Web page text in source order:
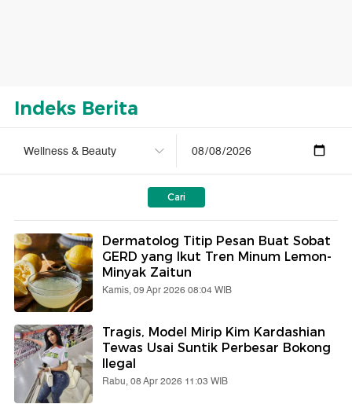
Indeks Berita
Cari
Dermatolog Titip Pesan Buat Sobat
GERD yang Ikut Tren Minum Lemon-
Minyak Zaitun
Kamis, 09 Apr 2026 08:04 WIB
Tragis, Model Mirip Kim Kardashian
Tewas Usai Suntik Perbesar Bokong
Ilegal
Rabu, 08 Apr 2026 11:03 WIB